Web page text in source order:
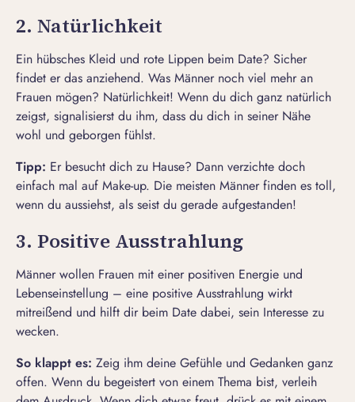
2. Natürlichkeit
Ein hübsches Kleid und rote Lippen beim Date? Sicher
findet er das anziehend. Was Männer noch viel mehr an
Frauen mögen? Natürlichkeit! Wenn du dich ganz natürlich
zeigst, signalisierst du ihm, dass du dich in seiner Nähe
wohl und geborgen fühlst.
Tipp: Er besucht dich zu Hause? Dann verzichte doch
einfach mal auf Make-up. Die meisten Männer finden es toll,
wenn du aussiehst, als seist du gerade aufgestanden!
3. Positive Ausstrahlung
Männer wollen Frauen mit einer positiven Energie und
Lebenseinstellung – eine positive Ausstrahlung wirkt
mitreißend und hilft dir beim Date dabei, sein Interesse zu
wecken.
So klappt es: Zeig ihm deine Gefühle und Gedanken ganz
offen. Wenn du begeistert von einem Thema bist, verleih